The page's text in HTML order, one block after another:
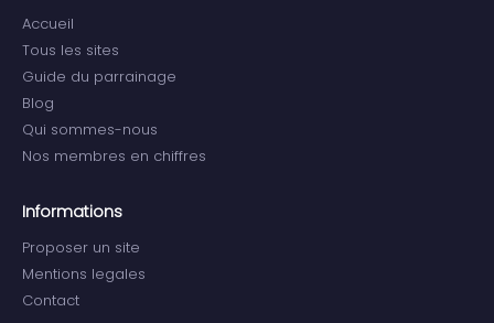
Accueil
Tous les sites
Guide du parrainage
Blog
Qui sommes-nous
Nos membres en chiffres
Informations
Proposer un site
Mentions legales
Contact